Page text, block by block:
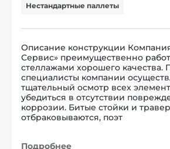
Нестандартные паллеты
Описание конструкции
Сервис» преимущественно
стеллажами хорошего качества.
специалисты компании
тщательный осмотр всех
убедиться в отсутствии
коррозии. Битые стойки и
отбраковываются, поэт
Подробнее